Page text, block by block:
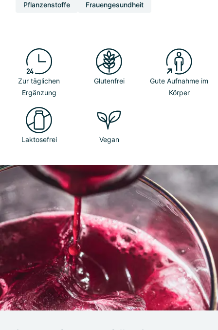
Pflanzenstoffe
Frauengesundheit
Zur täglichen
Ergänzung
Glutenfrei
Gute Aufnahme im
Körper
Laktosefrei Vegan